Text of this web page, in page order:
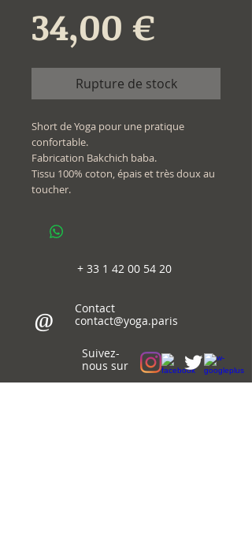
34,00 €
Rupture de stock
Short de Yoga pour une pratique
confortable.
Fabrication Bakchich baba.
Tissu 100% coton, épais et très doux au
toucher.
@
+ 33 1 42 00 54 20
Contact
contact@yoga.paris
Suivez-
nous sur